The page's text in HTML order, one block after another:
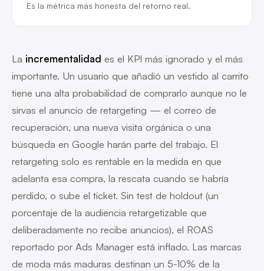
Es la métrica más honesta del retorno real.
La incrementalidad es el KPI más ignorado y el más
importante. Un usuario que añadió un vestido al carrito
tiene una alta probabilidad de comprarlo aunque no le
sirvas el anuncio de retargeting — el correo de
recuperación, una nueva visita orgánica o una
búsqueda en Google harán parte del trabajo. El
retargeting solo es rentable en la medida en que
adelanta esa compra, la rescata cuando se habría
perdido, o sube el ticket. Sin test de holdout (un
porcentaje de la audiencia retargetizable que
deliberadamente no recibe anuncios), el ROAS
reportado por Ads Manager está inflado. Las marcas
de moda más maduras destinan un 5-10% de la